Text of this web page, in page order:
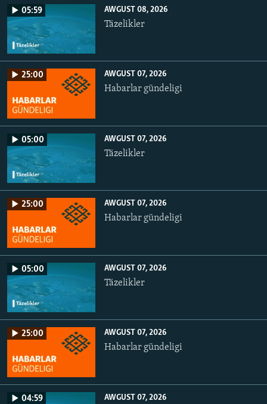
05:59 AWGUST 08, 2026
Täzelikler
25:00 AWGUST 07, 2026
Habarlar gündeligi
05:00 AWGUST 07, 2026
Täzelikler
25:00 AWGUST 07, 2026
Habarlar gündeligi
05:00 AWGUST 07, 2026
Täzelikler
25:00 AWGUST 07, 2026
Habarlar gündeligi
04:59 AWGUST 07, 2026